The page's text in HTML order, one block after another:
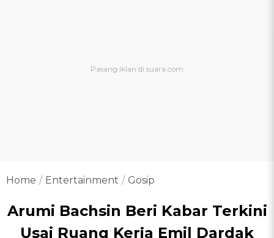
Home Entertainment Gosip
Arumi Bachsin Beri Kabar Terkini
Usai Ruang Kerja Emil Dardak